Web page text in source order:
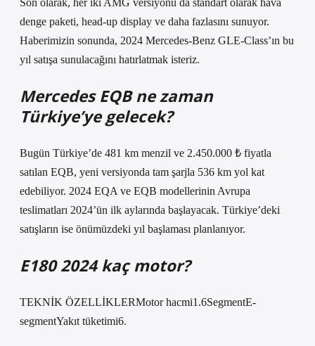
Son olarak, her iki AMG versiyonu da standart olarak hava
denge paketi, head-up display ve daha fazlasını sunuyor.
Haberimizin sonunda, 2024 Mercedes-Benz GLE-Class’ın bu
yıl satışa sunulacağını hatırlatmak isteriz.
Mercedes EQB ne zaman
Türkiye’ye gelecek?
Bugün Türkiye’de 481 km menzil ve 2.450.000 ₺ fiyatla
satılan EQB, yeni versiyonda tam şarjla 536 km yol kat
edebiliyor. 2024 EQA ve EQB modellerinin Avrupa
teslimatları 2024’ün ilk aylarında başlayacak. Türkiye’deki
satışların ise önümüzdeki yıl başlaması planlanıyor.
E180 2024 kaç motor?
TEKNİK ÖZELLİKLERMotor hacmi1.6SegmentE-
segmentYakıt tüketimi6.